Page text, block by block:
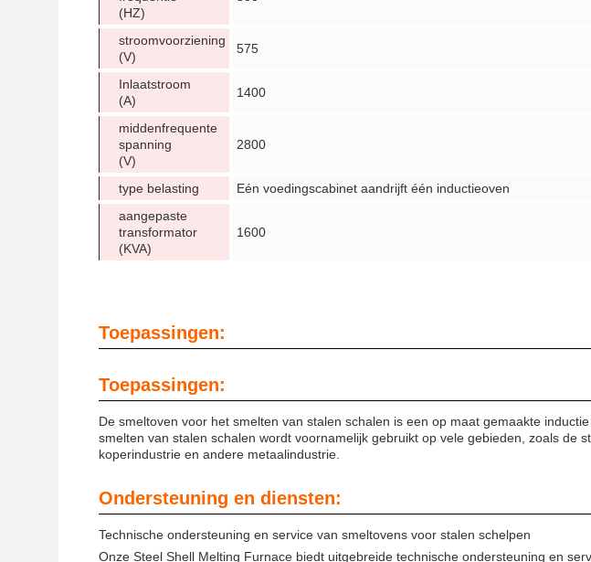
(HZ)
stroomvoorziening
(V)
575
Inlaatstroom
(A)
1400
middenfrequente
spanning
(V)
2800
type belasting
Eén voedingscabinet aandrijft één inductieoven
aangepaste
transformator
(KVA)
1600
Toepassingen:
Toepassingen:
De smeltoven voor het smelten van stalen schalen is een op maat gemaakte
smelten van stalen schalen wordt voornamelijk gebruikt op vele gebieden, zoals de
koperindustrie en andere metaalindustrie.
Ondersteuning en diensten:
Technische ondersteuning en service van smeltovens voor stalen schelpen
Onze Steel Shell Melting Furnace biedt uitgebreide technische ondersteuning en